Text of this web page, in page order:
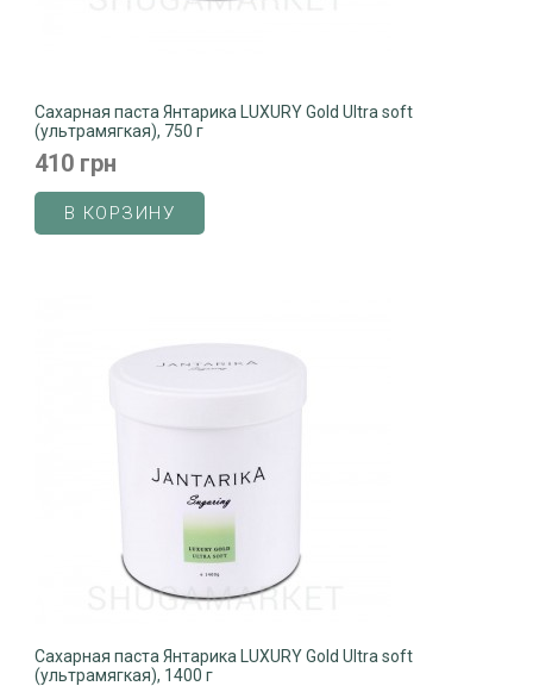
Сахарная паста Янтарика LUXURY Gold Ultra soft
(ультрамягкая), 750 г
410 грн
В КОРЗИНУ
Сахарная паста Янтарика LUXURY Gold Ultra soft
(ультрамягкая), 1400 г